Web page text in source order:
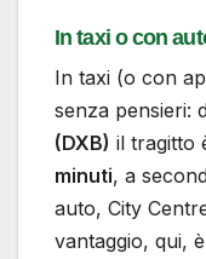
In taxi o con
In taxi (o con
senza pensieri:
(DXB) il tragitto
minuti, a
auto, City
vantaggio, qui,